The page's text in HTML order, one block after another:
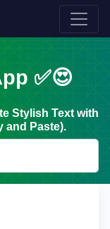
✅😍
Stylish Text with
and Paste).